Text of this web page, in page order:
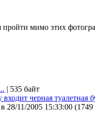
пройти мимо этих
| 535 байт
черная туалетная
в 28/11/2005 15:33:00 (